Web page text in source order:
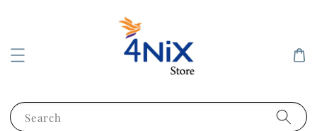
Search